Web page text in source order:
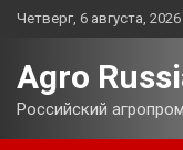
Перейти
Четверг, 6 августа, 2026
Agro
Российский